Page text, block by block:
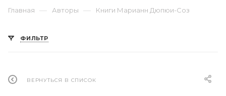
Главная — Авторы — Книги Марианн Дюпюи-Соз
ФИЛЬТР
ВЕРНУТЬСЯ В СПИСОК